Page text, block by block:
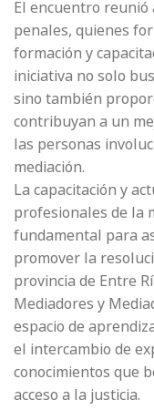
El encuentro
penales, quienes
formación y
iniciativa no solo
sino también
contribuyan a un
las personas
mediación.
La capacitación y
profesionales de la
fundamental para
promover la
provincia de Entre
Mediadores y
espacio de
el intercambio de
conocimientos que
acceso a la justicia.